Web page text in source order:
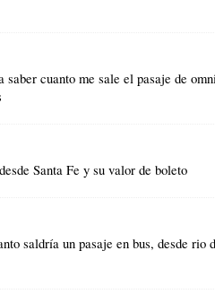
cuanto me sale el pasaje de
Santa Fe y su valor de boleto
saldría un pasaje en bus, desde